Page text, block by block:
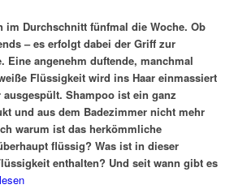
im Durchschnitt fünfmal die Woche. Ob
– es erfolgt dabei der Griff zur
Eine angenehm duftende, manchmal
Flüssigkeit wird ins Haar einmassiert
Shampoo ist ein ganz
und aus dem Badezimmer nicht mehr
warum ist das herkömmliche
flüssig? Was ist in dieser
enthalten? Und seit wann gibt es